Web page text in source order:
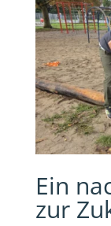
Ein
zur